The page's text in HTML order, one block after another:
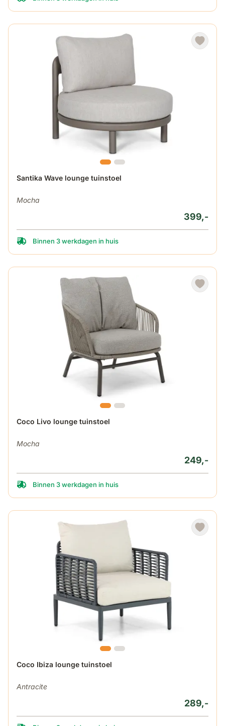
Santika Wave lounge tuinstoel
Mocha
399,-
Binnen 3 werkdagen in huis
Coco Livo lounge tuinstoel
Mocha
249,-
Binnen 3 werkdagen in huis
Coco Ibiza lounge tuinstoel
Antracite
289,-